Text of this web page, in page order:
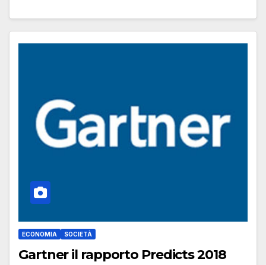
ECONOMIA SOCIETÀ
Gartner il rapporto Predicts 2018